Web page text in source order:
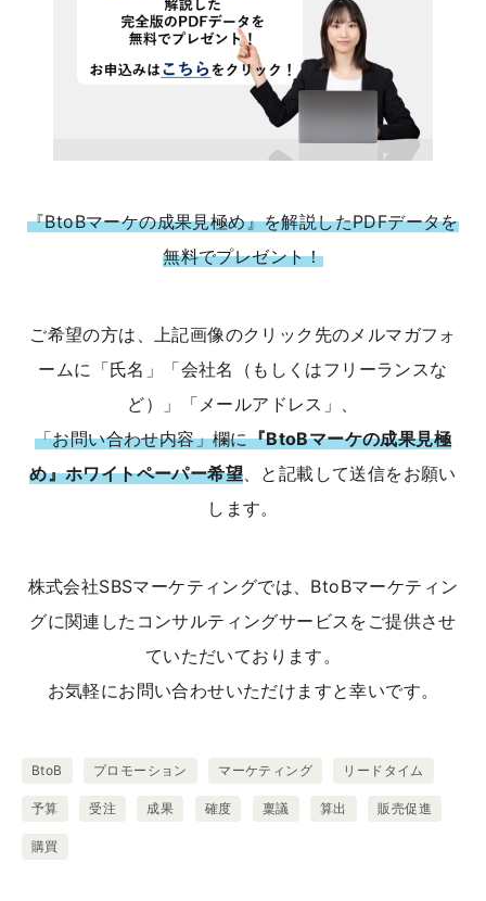
『BtoBマーケの成果見極め』を解説したPDFデータを
無料でプレゼント！
ご希望の方は、上記画像のクリック先のメルマガフォ
ームに「氏名」「会社名（もしくはフリーランスな
ど）」「メールアドレス」、
「お問い合わせ内容」欄に『BtoBマーケの成果見極
め』ホワイトペーパー希望 、と記載して送信をお願い
します。
株式会社SBSマーケティングでは、BtoBマーケティン
グに関連したコンサルティングサービスをご提供させ
ていただいております。
お気軽にお問い合わせいただけますと幸いです。
BtoB プロモーション マーケティング リードタイム
予算 受注 成果 確度 稟議 算出 販売促進
購買